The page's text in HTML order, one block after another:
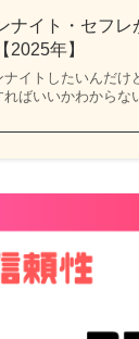
ナイト・セフ
2025年】
ナイトしたいんだけ
ればいいかわから